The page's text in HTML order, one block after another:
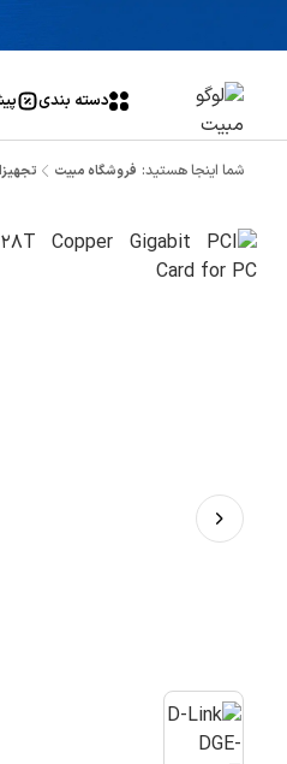
دسته بندی
شما اینجا هستید: فروشگاه مبیت